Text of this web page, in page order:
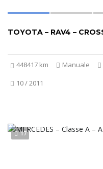
448417 km Manuale
10 / 2011
17